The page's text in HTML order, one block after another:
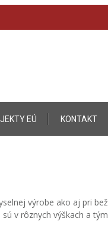
EÚ KONTAKT
výrobe ako aj pri
v rôznych výškach a